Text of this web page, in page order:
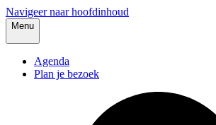
Navigeer naar hoofdinhoud
Menu
Agenda
Plan je bezoek